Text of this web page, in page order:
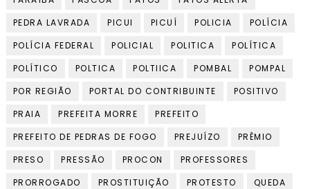
PEDRA LAVRADA
PICUI PICUÍ POLICIA
POLÍCIA
POLÍCIA FEDERAL
POLICIAL POLITICA
POLÍTICA
POLÍTICO
POLTICA POLTIICA POMBAL
POMPAL
POR REGIÃO
PORTAL DO CONTRIBUINTE
POSITIVO
PRAIA
PREFEITA MORRE
PREFEITO
PREFEITO DE PEDRAS DE FOGO
PREJUÍZO
PRÊMIO
PRESO
PRESSÃO PROCON
PROFESSORES
PRORROGADO
PROSTITUIÇÃO PROTESTO
QUEDA